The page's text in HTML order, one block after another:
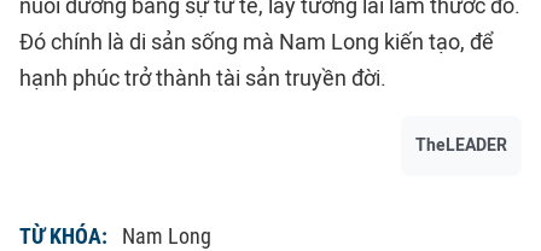
nuôi dưỡng bằng sự tử tế, lấy tương lai làm thước đo.
Đó chính là di sản sống mà Nam Long kiến tạo, để
hạnh phúc trở thành tài sản truyền đời.
TheLEADER
TỪ KHÓA: Nam Long